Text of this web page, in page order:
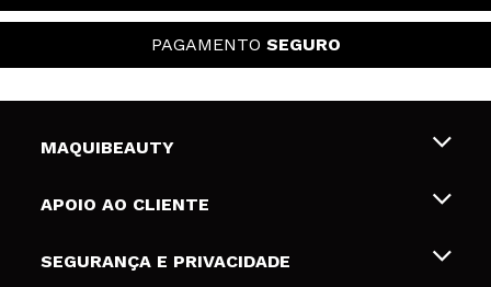
PAGAMENTO SEGURO
MAQUIBEAUTY
Sobre nós
Gift Cards
APOIO AO CLIENTE
Envios e Devoluções
SEGURANÇA E PRIVACIDADE